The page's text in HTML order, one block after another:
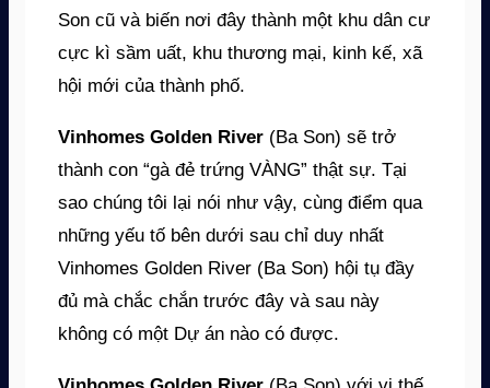
Son cũ và biến nơi đây thành một khu dân cư
cực kì sầm uất, khu thương mại, kinh kế, xã
hội mới của thành phố.
Vinhomes Golden River (Ba Son) sẽ trở
thành con “gà đẻ trứng VÀNG” thật sự. Tại
sao chúng tôi lại nói như vậy, cùng điểm qua
những yếu tố bên dưới sau chỉ duy nhất
Vinhomes Golden River (Ba Son) hội tụ đầy
đủ mà chắc chắn trước đây và sau này
không có một Dự án nào có được.